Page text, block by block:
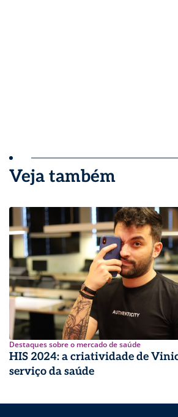
Veja também
Destaques sobre o mercado de saúde
HIS 2024: a criatividade de
serviço da saúde